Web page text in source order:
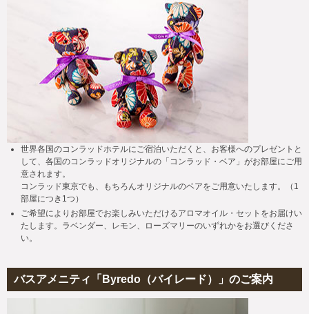
世界各国のコンラッドホテルにご宿泊いただくと、お客様へのプレゼントと
して、各国のコンラッドオリジナルの「コンラッド・ベア」がお部屋にご用
意されます。
コンラッド東京でも、もちろんオリジナルのベアをご用意いたします。（1
部屋につき1つ）
ご希望によりお部屋でお楽しみいただけるアロマオイル・セットをお届けい
たします。ラベンダー、レモン、ローズマリーのいずれかをお選びくださ
い。
バスアメニティ「Byredo（バイレード）」のご案内